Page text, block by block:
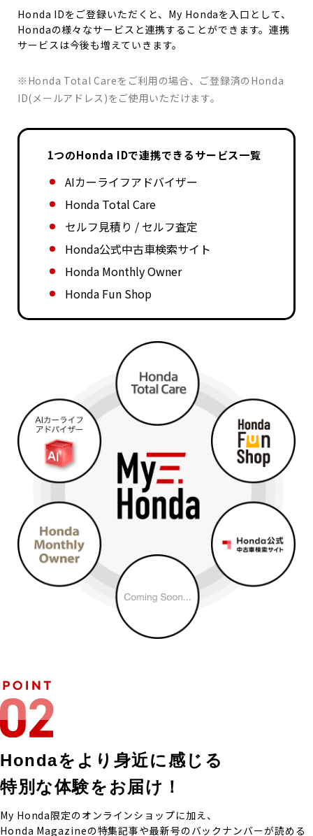
Honda IDをご登録いただくと、My Hondaを入口として、
Hondaの様々なサービスと連携することができます。連携
サービスは今後も増えていきます。
※Honda Total Careをご利用の場合、ご登録済のHonda
ID(メールアドレス)をご使用いただけます。
1つのHonda IDで連携できるサービス一覧
AIカーライフアドバイザー
Honda Total Care
セルフ見積り / セルフ査定
Honda公式中古車検索サイト
Honda Monthly Owner
Honda Fun Shop
Hondaをより身近に感じる
特別な体験をお届け！
My Honda限定のオンラインショップに加え、
Honda Magazineの特集記事や最新号のバックナンバーが読める